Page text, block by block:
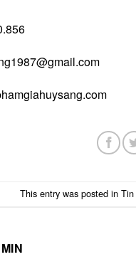
This entry was posted in